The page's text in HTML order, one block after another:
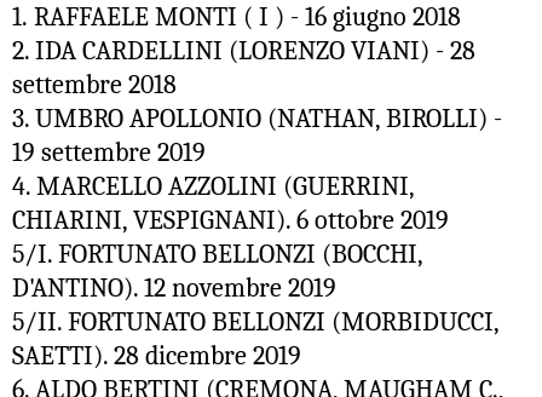
1. RAFFAELE MONTI ( I ) - 16 giugno 2018
2. IDA CARDELLINI (LORENZO VIANI) - 28
settembre 2018
3. UMBRO APOLLONIO (NATHAN, BIROLLI) -
19 settembre 2019
4. MARCELLO AZZOLINI (GUERRINI,
CHIARINI, VESPIGNANI). 6 ottobre 2019
5/I. FORTUNATO BELLONZI (BOCCHI,
D'ANTINO). 12 novembre 2019
5/II. FORTUNATO BELLONZI (MORBIDUCCI,
SAETTI). 28 dicembre 2019
6. ALDO BERTINI (CREMONA, MAUGHAM C.,